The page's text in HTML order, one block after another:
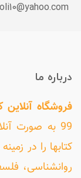
درباره ما
فروشگاه
99 به صورت
کتابها را در
روانشناسی،